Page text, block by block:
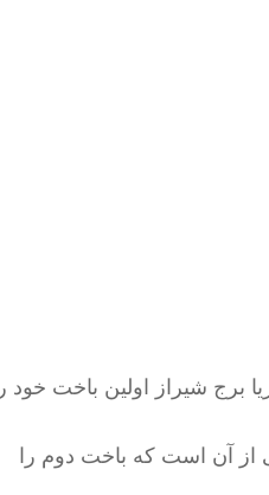
شیراز اولین باخت خود را
آن است که باخت دوم را